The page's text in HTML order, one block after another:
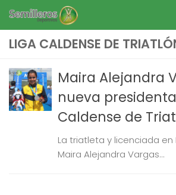
Saltar al contenido
LIGA CALDENSE DE
Maira Alejandra
nueva
Caldense de
La triatleta y licenciada en
Maira Alejandra Vargas...